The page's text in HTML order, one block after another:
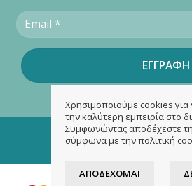
Copyright 2026 ©
Designed &
Χρησιμοποιούμε cookies
την καλύτερη εμπειρία στο
Συμφωνώντας αποδέχεστε
σύμφωνα με την πολιτική
ΑΠΟΔΈΧΟΜΑΙ